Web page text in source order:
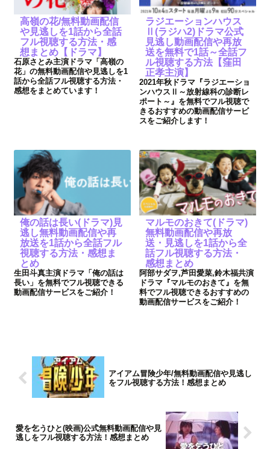
高嶺の花/無料動画配信
や見逃しを1話から全話
フル視聴する方法・感
想まとめ【ドラマ】
石原さとみ主演ドラマ「高嶺の
花」の無料動画配信や見逃しを1
話から全話フル視聴する方法・
感想をまとめています！
ラジエーションハウス
Ⅱ(ラジハ2)ドラマ公式
見逃し動画配信や再放
送を無料で1話～全話フ
ル視聴する方法【窪田
正孝主演】
2021年秋ドラマ『ラジエーショ
ンハウスⅡ～放射線科の診断レ
ポート～』を無料でフル視聴で
きるおすすめの動画配信サービ
スをご紹介します！
俺の話は長い(ドラマ)見
逃し無料動画配信や再
放送を1話から全話フル
視聴する方法・感想ま
とめ
生田斗真主演ドラマ「俺の話は
長い」を無料でフル視聴できる
動画配信サービスをご紹介！
マルモのおきて(ドラマ)
無料動画配信や再放
送・見逃しを1話から全
話フル視聴する方法・
感想まとめ
阿部サダヲ,芦田愛菜,鈴木福共演
ドラマ『マルモのおきて』を無
料でフル視聴できるおすすめの
動画配信サービスをご紹介！
アイアム冒険少年/無料動画配信や見逃し
をフル視聴する方法！感想まとめ
愛を乞うひと(映画)公式無料動画配信や見
逃しをフル視聴する方法！感想まとめ